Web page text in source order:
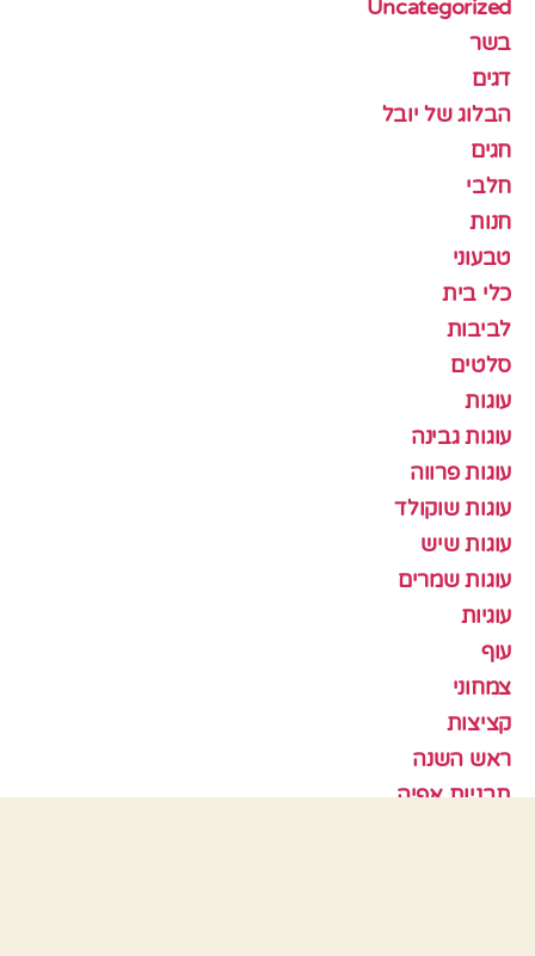
Uncategorized
בשר
דגים
הבלוג של יובל
חגים
חלבי
חנות
טבעוני
כלי בית
לביבות
סלטים
עוגות
עוגות גבינה
עוגות פרווה
עוגות שוקולד
עוגות שיש
עוגות שמרים
עוגיות
עוף
צמחוני
קציצות
ראש השנה
תבניות אפיה